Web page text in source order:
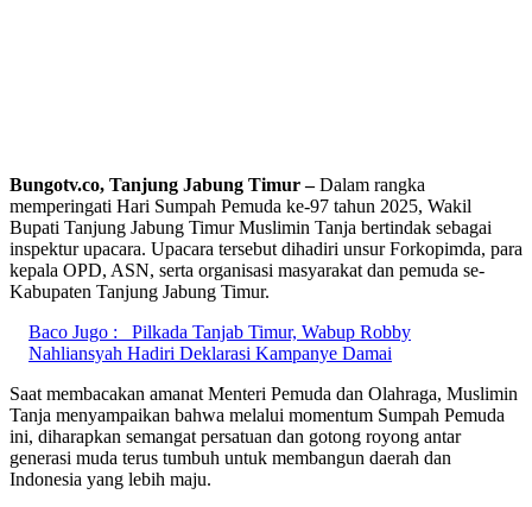
Bungotv.co, Tanjung Jabung Timur –Dalam rangka
memperingati Hari Sumpah Pemuda ke-97 tahun 2025, Wakil
Bupati Tanjung Jabung Timur Muslimin Tanja bertindak sebagai
inspektur upacara. Upacara tersebut dihadiri unsur Forkopimda, para
kepala OPD, ASN, serta organisasi masyarakat dan pemuda se-
Kabupaten Tanjung Jabung Timur.
Baco Jugo :
Pilkada Tanjab Timur, Wabup Robby
Nahliansyah Hadiri Deklarasi Kampanye Damai
Saat membacakan amanat Menteri Pemuda dan Olahraga, Muslimin
Tanja menyampaikan bahwa melalui momentum Sumpah Pemuda
ini, diharapkan semangat persatuan dan gotong royong antar
generasi muda terus tumbuh untuk membangun daerah dan
Indonesia yang lebih maju.